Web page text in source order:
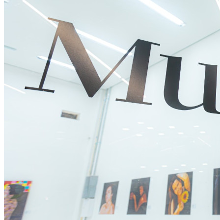
Para Sua Empresa
Anuncie Regional
Guia de Empresas
Vagas na Região
Novo
Hub de Negócios
Guia Comercial
Selo Verificado
Portal Educacional
Agenda de Vestibulares
Anuncie no Portal
Verificar Empresa
Novo
Anunciar Vagas
Novo
Publicidade Legal